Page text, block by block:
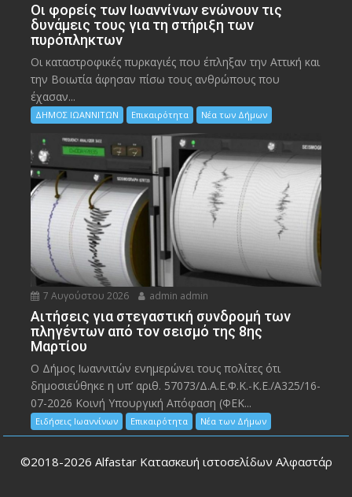
Οι φορείς των Ιωαννίνων ενώνουν τις
δυνάμεις τους για τη στήριξη των
πυρόπληκτων
Οι καταστροφικές πυρκαγιές που έπληξαν την Αττική και
την Bοιωτία άφησαν πίσω τους ανθρώπους που
έχασαν...
ΔΗΜΟΣ ΙΩΑΝΝΙΤΩΝ Επικαιρότητα Νέα των Δήμων
7 Αυγούστου 2026 admin admin
Αιτήσεις για στεγαστική συνδρομή των
πληγέντων από τον σεισμό της 8ης
Μαρτίου
Ο Δήμος Ιωαννιτών ενημερώνει τους πολίτες ότι
δημοσιεύθηκε η υπ’ αριθ. 57073/Δ.Α.Ε.Φ.Κ.-Κ.Ε./Α325/16-
07-2026 Κοινή Υπουργική Απόφαση (ΦΕΚ...
Ειδήσεις Ιωαννίνων Επικαιρότητα Νέα των Δήμων
©2018-2026 Alfastar Κατασκευή ιστοσελίδων Αλφαστάρ